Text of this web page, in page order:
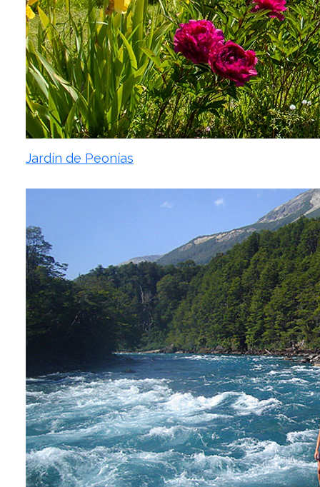
Jardín de Peonías